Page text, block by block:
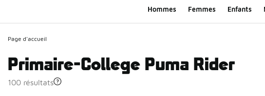
Hommes​ Femmes Enfants
Page d'accueil
Primaire-College Puma Rider
100 résultats